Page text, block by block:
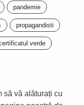
pandemie
propagandisti
verde
să vă alăturați cu